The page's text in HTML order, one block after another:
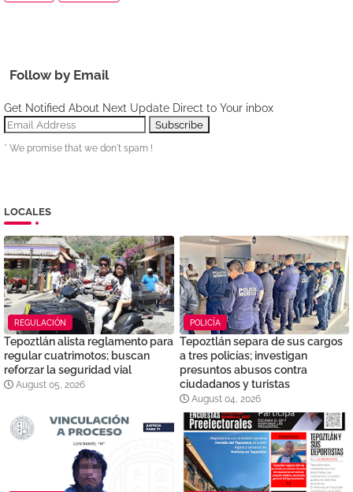
Follow by Email
Get Notified About Next Update Direct to Your inbox
* We promise that we don't spam !
LOCALES
REGULACIÓN
Tepoztlán alista reglamento para
regular cuatrimotos; buscan
reforzar la seguridad vial
August 05, 2026
POLICÍA
Tepoztlán separa de sus cargos
a tres policías; investigan
presuntos abusos contra
ciudadanos y turistas
August 04, 2026